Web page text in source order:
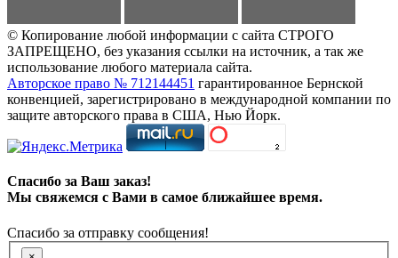
© Копирование любой информации с сайта СТРОГО
ЗАПРЕЩЕНО, без указания ссылки на источник, а так же
использование любого материала сайта.
Авторское право № 712144451 гарантированное Бернской
конвенцией, зарегистрировано в международной компании по
защите авторского права в США, Нью Йорк.
Спасибо за Ваш заказ!
Мы свяжемся с Вами в самое ближайшее время.
Спасибо за отправку сообщения!